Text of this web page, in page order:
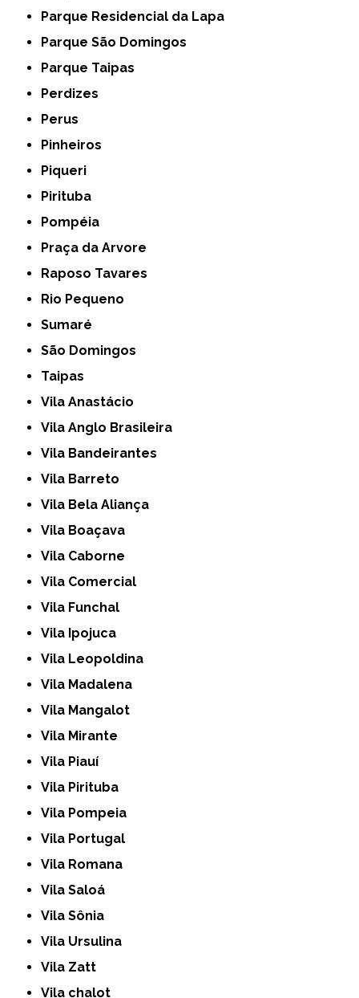
Parque Residencial da Lapa
Parque São Domingos
Parque Taipas
Perdizes
Perus
Pinheiros
Piqueri
Pirituba
Pompéia
Praça da Arvore
Raposo Tavares
Rio Pequeno
Sumaré
São Domingos
Taipas
Vila Anastácio
Vila Anglo Brasileira
Vila Bandeirantes
Vila Barreto
Vila Bela Aliança
Vila Boaçava
Vila Caborne
Vila Comercial
Vila Funchal
Vila Ipojuca
Vila Leopoldina
Vila Madalena
Vila Mangalot
Vila Mirante
Vila Piauí
Vila Pirituba
Vila Pompeia
Vila Portugal
Vila Romana
Vila Saloá
Vila Sônia
Vila Ursulina
Vila Zatt
Vila chalot